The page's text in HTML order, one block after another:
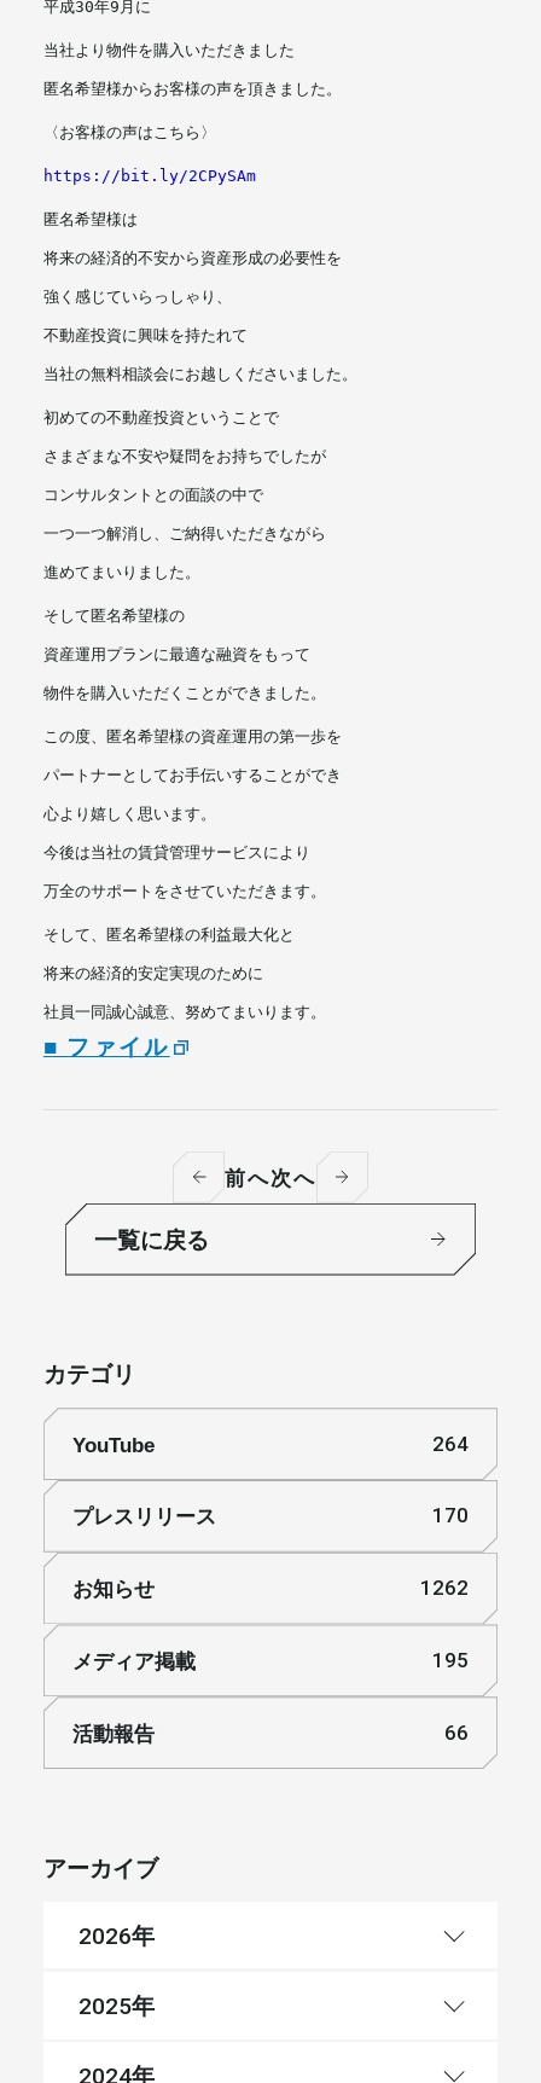
平成30年9月に
当社より物件を購入いただきました
匿名希望様からお客様の声を頂きました。
〈お客様の声はこちら〉
https://bit.ly/2CPySAm
匿名希望様は
将来の経済的不安から資産形成の必要性を
強く感じていらっしゃり、
不動産投資に興味を持たれて
当社の無料相談会にお越しくださいました。
初めての不動産投資ということで
さまざまな不安や疑問をお持ちでしたが
コンサルタントとの面談の中で
一つ一つ解消し、ご納得いただきながら
進めてまいりました。
そして匿名希望様の
資産運用プランに最適な融資をもって
物件を購入いただくことができました。
この度、匿名希望様の資産運用の第一歩を
パートナーとしてお手伝いすることができ
心より嬉しく思います。
今後は当社の賃貸管理サービスにより
万全のサポートをさせていただきます。
そして、匿名希望様の利益最大化と
将来の経済的安定実現のために
社員一同誠心誠意、努めてまいります。
■ ファイル
前へ次へ
一覧に戻る
カテゴリ
YouTube 264
プレスリリース 170
お知らせ 1262
メディア掲載 195
活動報告 66
アーカイブ
2026年
2025年
2024年